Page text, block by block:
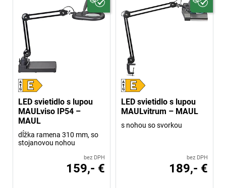
LED svietidlo s lupou
MAULviso IP54 –
MAUL
dĺžka ramena 310 mm, so
stojanovou nohou
bez DPH
159,- €
LED svietidlo s lupou
MAULvitrum – MAUL
s nohou so svorkou
bez DPH
189,- €